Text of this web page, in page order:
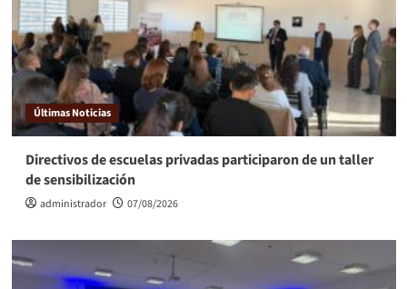
Últimas Noticias
Directivos de escuelas privadas participaron de un taller
de sensibilización
administrador 07/08/2026